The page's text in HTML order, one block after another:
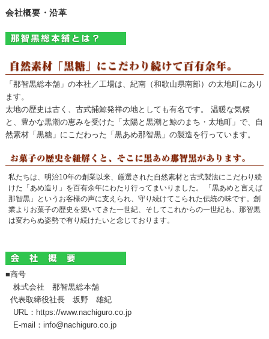
会社概要・沿革
「那智黒総本舗」の本社／工場は、紀南（和歌山県南部）の太地町にあり
ます。
太地の歴史は古く、古式捕鯨発祥の地としても有名です。 温暖な気候
と、豊かな黒潮の恵みを受けた「太陽と黒潮と鯨のまち・太地町」で、自
然素材「黒糖」にこだわった「黒あめ那智黒」の製造を行っています。
私たちは、明治10年の創業以来、厳選された自然素材と古式製法にこだわり続
けた「あめ造り」を百有余年にわたり行ってまいりました。 「黒あめと言えば
那智黒」というお客様の声に支えられ、守り続けてこられた伝統の味です。創
業よりお菓子の歴史を築いてきた一世紀、そしてこれからの一世紀も、那智黒
は変わらぬ姿勢で有り続けたいと念じております。
■商号
株式会社 那智黒総本舗
代表取締役社長 坂野 雄紀
URL：https://www.nachiguro.co.jp
E-mail：info@nachiguro.co.jp